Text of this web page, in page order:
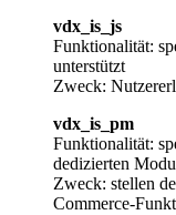
vdx_is_js
Funktionalität:
unterstützt
Zweck:
vdx_is_pm
Funktionalität:
dedizierten
Zweck: stellen
Commerce-